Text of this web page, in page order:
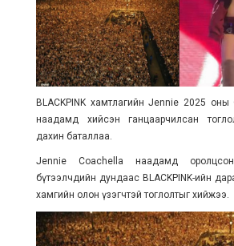
BLACKPINK хамтлагийн Jennie 2025 оны
наадамд хийсэн ганцаарчилсан
дахин баталлаа.
Jennie Coachella наадамд
бүтээлчдийн дундаас BLACKPINK-ийн
хамгийн олон үзэгчтэй тоглолтыг хийжээ.